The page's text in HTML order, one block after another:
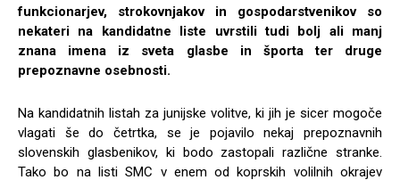
funkcionarjev, strokovnjakov in gospodarstvenikov so
nekateri na kandidatne liste uvrstili tudi bolj ali manj
znana imena iz sveta glasbe in športa ter druge
prepoznavne osebnosti.
Na kandidatnih listah za junijske volitve, ki jih je sicer mogoče
vlagati še do četrtka, se je pojavilo nekaj prepoznavnih
slovenskih glasbenikov, ki bodo zastopali različne stranke.
Tako bo na listi SMC v enem od koprskih volilnih okrajev